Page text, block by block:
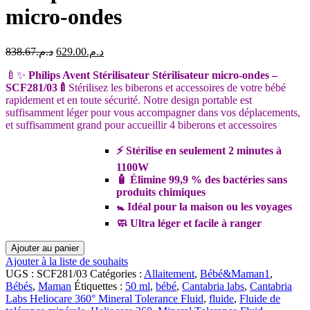
micro-ondes
د.م.838.67
Le
initial
était :
د.م.838.67.
د.م.629.00
Le
actuel
est :
د.م.629.00.
🍼✨ Philips Avent Stérilisateur Stérilisateur micro-ondes –
SCF281/03🍼 Stérilisez les biberons et accessoires de votre bébé
rapidement et en toute sécurité. Notre design portable est
suffisamment léger pour vous accompagner dans vos déplacements,
et suffisamment grand pour accueillir 4 biberons et accessoires
⚡ Stérilise en seulement 2 minutes à
1100W
🧴 Élimine 99,9 % des bactéries sans
produits chimiques
🚼 Idéal pour la maison ou les voyages
🧼 Ultra léger et facile à ranger
quantité
de
Philips
Avent
Stérilisateur
Ajouter au panier
Ajouter à la liste de souhaits
UGS : SCF281/03 Catégories : Allaitement, Bébé&Maman1 ,
Bébés, Maman Étiquettes : 50 ml, bébé, Cantabria labs, Cantabria
Labs Heliocare 360° Mineral Tolerance Fluid, fluide, Fluide de